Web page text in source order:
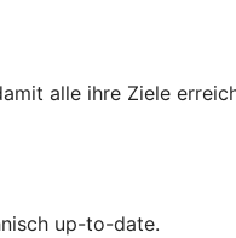
alle ihre Ziele
up-to-date.